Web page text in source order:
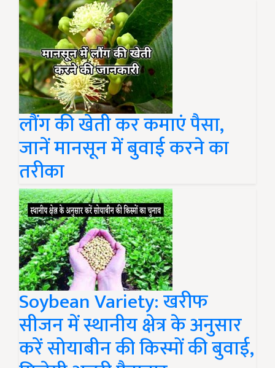
लौंग की खेती कर कमाएं पैसा,
जानें मानसून में बुवाई करने का
तरीका
Soybean Variety: खरीफ
सीजन में स्थानीय क्षेत्र के अनुसार
करें सोयाबीन की किस्मों की बुवाई,